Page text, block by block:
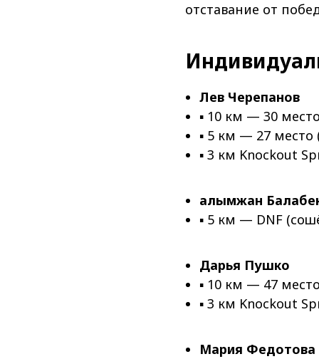
отставание от
Лев Черепанов
▪ 10 км — 30
▪ 5 км — 27 место
▪ 3 км Knockout
Ғалымжан
▪ 5 км — DNF
Дарья Пушко
▪ 10 км — 47
▪ 3 км Knockout
Мария Федотова